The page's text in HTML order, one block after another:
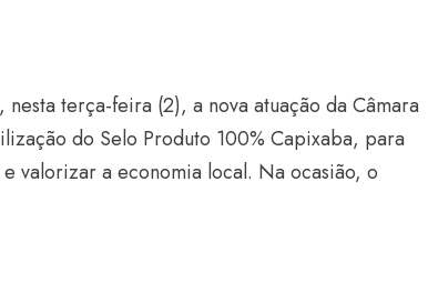
terça-feira (2), a nova atuação da Câmara
do Selo Produto 100% Capixaba, para
valorizar a economia local. Na ocasião, o